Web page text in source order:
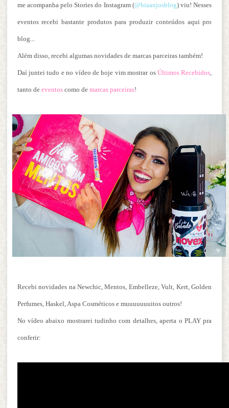
me acompanha pelo Stories do Instagram (@biaanjosblog) viu! Nesses
eventos recebi bastante produtos para produzir conteúdos aqui pro
blog...
Além disso, recebi algumas novidades de marcas parceiras também!
Daí juntei tudo e no vídeo de hoje vim mostrar os Últimos Recebidos
tanto de eventos como de marcas parceiras!
Recebi novidades na Newchic, Mentos, Embelleze, Vult, Kert, Golden
Perfumes, Haskel, Aspa Cosméticos e muuuuuuuitos outros!
No vídeo abaixo mostrarei tudinho com detalhes, aperta o PLAY pra
conferir: